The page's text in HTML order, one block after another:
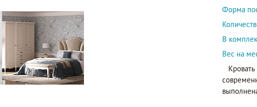
Форма
В
Вес на